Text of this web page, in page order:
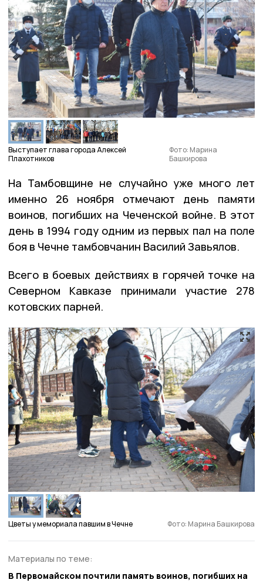
Выступает глава города Алексей
Плахотников
Фото: Марина
Башкирова
На Тамбовщине не случайно уже много лет
именно 26 ноября отмечают день памяти
воинов, погибших на Чеченской войне. В этот
день в 1994 году одним из первых пал на поле
боя в Чечне тамбовчанин Василий Завьялов.
Всего в боевых действиях в горячей точке на
Северном Кавказе принимали участие 278
котовских парней.
Цветы у мемориала павшим в Чечне Фото: Марина Башкирова
Материалы по теме:
В Первомайском почтили память воинов, погибших на